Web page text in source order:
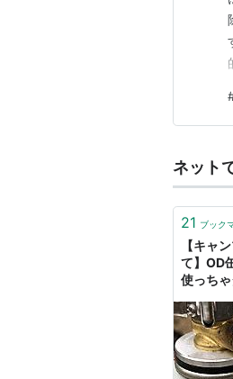
ネット
21 ブック
【キャ
て】OD
使っち
け）